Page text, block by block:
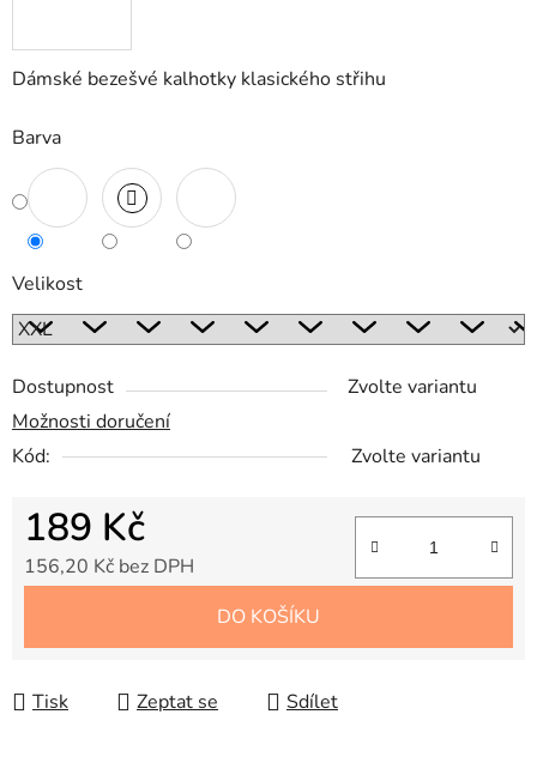
Dámské bezešvé kalhotky klasického střihu
Barva
Velikost
Dostupnost
Zvolte variantu
Možnosti doručení
Kód:
Zvolte variantu
189 Kč
156,20 Kč bez DPH
DO KOŠÍKU
Tisk Zeptat se Sdílet